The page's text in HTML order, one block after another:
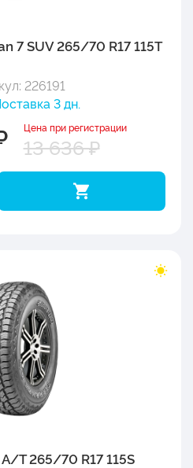
7 SUV 265/70 R17 115T
226191
3 дн.
Цена при регистрации
13 636 ₽
T 265/70 R17 115S